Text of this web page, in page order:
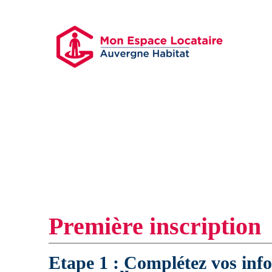
Première inscription
Etape 1 : Complétez vos